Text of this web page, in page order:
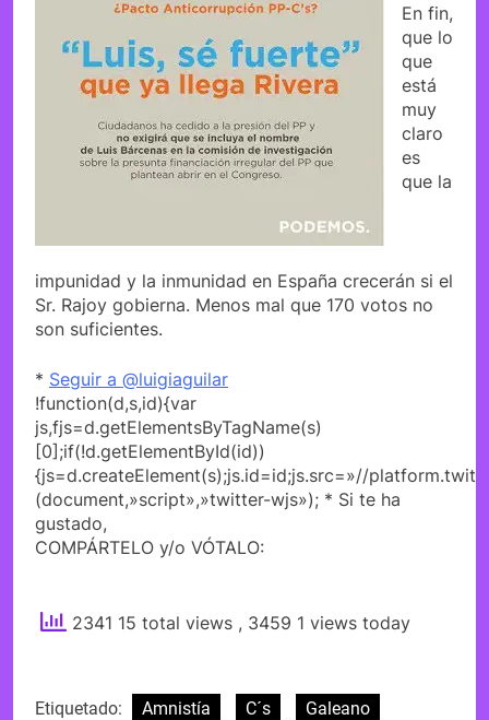
En fin,
que lo
que
está
muy
claro
es
que la
impunidad y la inmunidad en España crecerán si el
Sr. Rajoy gobierna. Menos mal que 170 votos no
son suficientes.
* Seguir a @luigiaguilar
!function(d,s,id){var
js,fjs=d.getElementsByTagName(s)
[0];if(!d.getElementById(id))
{js=d.createElement(s);js.id=id;js.src=»//
(document,»script»,»twitter-wjs»); * Si te ha
gustado,
COMPÁRTELO y/o VÓTALO:
2341 15 total views , 3459 1 views today
Etiquetado: Amnistía C´s
Galeano